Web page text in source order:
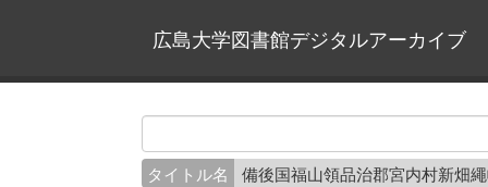
広島大学図書館デジタルアーカイブ
タイトル名
備後国福山領品治郡宮内村新畑